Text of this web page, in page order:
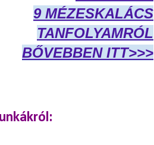
9 MÉZESKALÁCS
TANFOLYAMRÓL
BŐVEBBEN ITT>>>